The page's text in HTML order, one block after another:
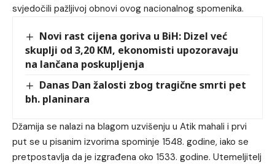
svjedočili pažljivoj obnovi ovog nacionalnog spomenika.
Novi rast cijena goriva u BiH: Dizel već
skuplji od 3,20 KM, ekonomisti upozoravaju
na lančana poskupljenja
Danas Dan žalosti zbog tragične smrti pet
bh. planinara
Džamija se nalazi na blagom uzvišenju u Atik mahali i prvi
put se u pisanim izvorima spominje 1548. godine, iako se
pretpostavlja da je izgrađena oko 1533. godine. Utemeljitelj